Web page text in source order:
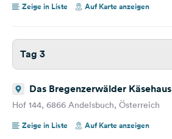
Zeige in Liste Auf Karte anzeigen
Tag 3
Das Bregenzerwälder Käsehaus
Hof 144, 6866 Andelsbuch, Österreich
Zeige in Liste
Auf Karte anzeigen